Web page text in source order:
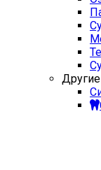
Другие